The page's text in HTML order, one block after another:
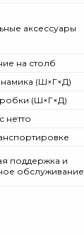
аксессуары
на столб
(Ш×Г×Д)
(Ш×Г×Д)
нетто
поддержка и
обслуживание